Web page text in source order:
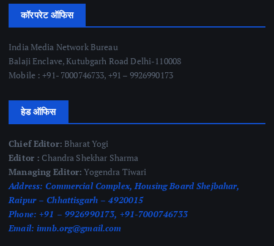
कॉरपरेट ऑफिस
India Media Network Bureau
Balaji Enclave, Kutubgarh Road Delhi-110008
Mobile : +91- 7000746733, +91 – 9926990173
हेड ऑफिस
Chief Editor: Bharat Yogi
Editor : Chandra Shekhar Sharma
Managing Editor: Yogendra Tiwari
Address: Commercial Complex, Housing Board Shejbahar,
Raipur – Chhattisgarh – 4920015
Phone: +91 – 9926990173, +91-7000746733
Email: imnb.org@gmail.com